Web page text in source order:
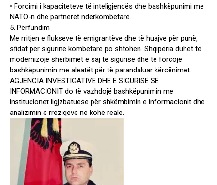
• Forcimi i kapaciteteve të inteligjencës dhe bashkëpunimi me
NATO-n dhe partnerët ndërkombëtarë.
5. Përfundim
Me rritjen e flukseve të emigrantëve dhe të huajve për punë,
sfidat për sigurinë kombëtare po shtohen. Shqipëria duhet të
modernizojë shërbimet e saj të sigurisë dhe të forcojë
bashkëpunimin me aleatët për të parandaluar kërcënimet.
AGJENCIA INVESTIGATIVE DHE E SIGURISË SË
INFORMACIONIT do të vazhdojë bashkëpunimin me
institucionet ligjzbatuese për shkëmbimin e informacionit dhe
analizimin e rreziqeve në kohë reale.